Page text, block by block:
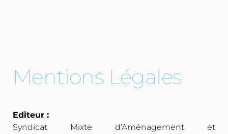
Mentions Légales
Editeur :
Syndicat Mixte d’Aménagement et